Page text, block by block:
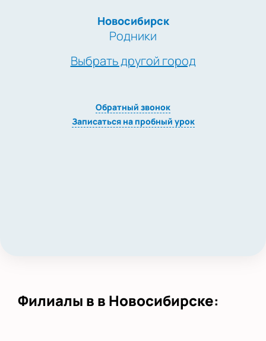
Новосибирск
Родники
Выбрать другой город
Обратный звонок
Записаться на пробный урок
Филиалы в в Новосибирске: